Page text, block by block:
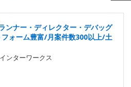
ンナー・ディレクター・デバッグ
ォーム豊富/月案件数300以上/土
ンターワークス